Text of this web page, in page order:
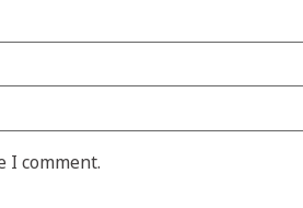
I comment.